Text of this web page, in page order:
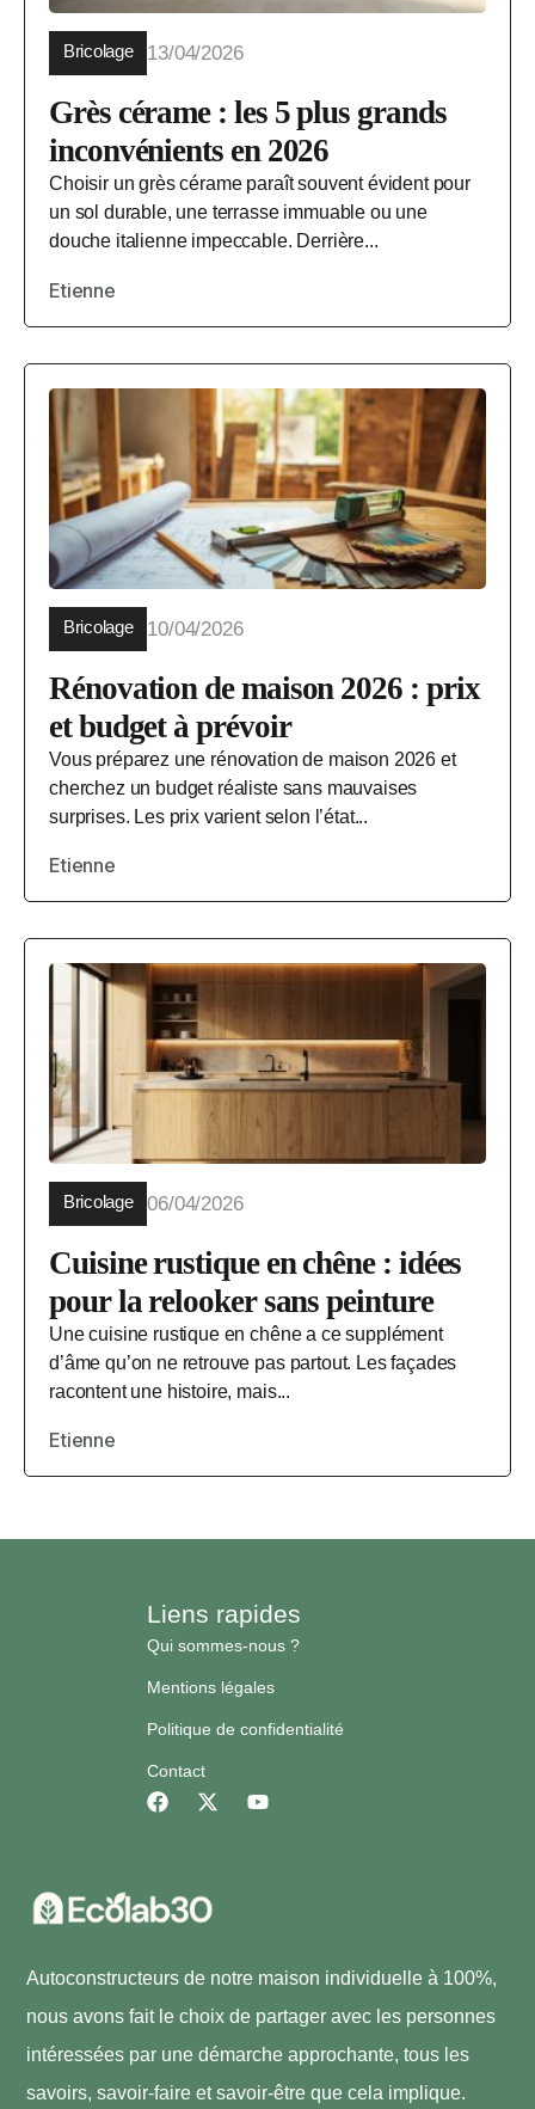
Bricolage 13/04/2026
Grès cérame : les 5 plus grands
inconvénients en 2026
Choisir un grès cérame paraît souvent évident pour
un sol durable, une terrasse immuable ou une
douche italienne impeccable. Derrière...
Etienne
Bricolage 10/04/2026
Rénovation de maison 2026 : prix
et budget à prévoir
Vous préparez une rénovation de maison 2026 et
cherchez un budget réaliste sans mauvaises
surprises. Les prix varient selon l’état...
Etienne
Bricolage 06/04/2026
Cuisine rustique en chêne : idées
pour la relooker sans peinture
Une cuisine rustique en chêne a ce supplément
d’âme qu’on ne retrouve pas partout. Les façades
racontent une histoire, mais...
Etienne
Autoconstructeurs de notre maison individuelle à 100%,
nous avons fait le choix de partager avec les personnes
intéressées par une démarche approchante, tous les
savoirs, savoir-faire et savoir-être que cela implique.
Liens rapides
Qui sommes-nous ?
Mentions légales
Politique de confidentialité
Contact